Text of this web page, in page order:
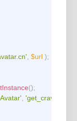
$url );
();